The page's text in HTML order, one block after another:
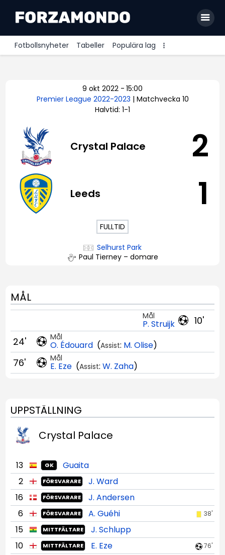
Fotbollsnyheter Tabeller Populära lag
Premier League
Bundesliga
Serie A
Ligue 1
9 okt 2022 - 15:00
Premier League 2022-2023 | Matchvecka 10
Halvtid: 1-1
Crystal Palace 2
Leeds 1
FULLTID
Selhurst Park
Paul Tierney – domare
MÅL
10'
Mål
P. Struijk
Mål
O. Édouard (Assist: M. Olise)
24'
Mål
E. Eze (Assist: W. Zaha)
76'
UPPSTÄLLNING
Crystal Palace
13 GK
Guaita
2
FÖRSVARARE
J. Ward
16
FÖRSVARARE
J. Andersen
6
FÖRSVARARE A. Guéhi 38'
15 MITTFÄLTARE
J. Schlupp
10
MITTFÄLTARE E. Eze 76'